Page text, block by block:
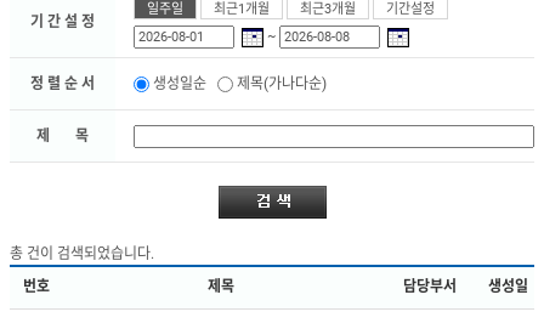
기 간 설 정
일주일
택
됨
최근1개월 최근3개월
기간설정
~
정 렬 순 서 생성일순 제목(가나다순)
제 목
총 건이 검색되었습니다.
번호
제목 담당부서 생성일